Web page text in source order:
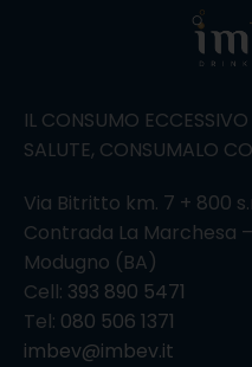
IL CONSUMO
SALUTE, CONSUMALO
Via Bitritto km. 7 + 800
Contrada La Marchesa
Modugno (BA)
Cell: 393 890 5471
Tel: 080 506 1371
imbev@imbev.it